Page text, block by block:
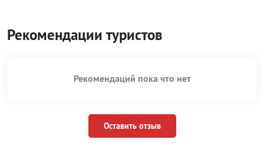
Рекомендации туристов
Рекомендаций пока что нет
Оставить отзыв